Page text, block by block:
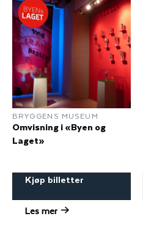
BRYGGENS MUSEUM
Omvisning i «Byen og
Laget»
Kjøp billetter
Les mer